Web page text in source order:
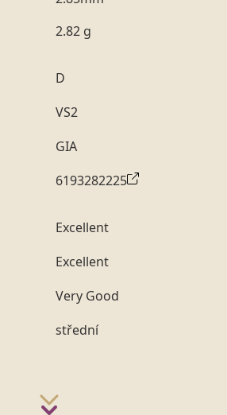
ověření, které z naší
velikosti tohoto konkrétního
2.82 g
D
VS2
GIA
6193282225
Excellent
Excellent
Very Good
střední